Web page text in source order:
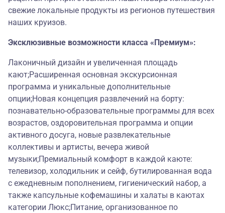
свежие локальные продукты из регионов путешествия
наших круизов.
Эксклюзивные возможности класса «Премиум»:
Лаконичный дизайн и увеличенная площадь
кают;Расширенная основная экскурсионная
программа и уникальные дополнительные
опции;Новая концепция развлечений на борту:
познавательно-образовательные программы для всех
возрастов, оздоровительная программа и опции
активного досуга, новые развлекательные
коллективы и артисты, вечера живой
музыки;Премиальный комфорт в каждой каюте:
телевизор, холодильник и сейф, бутилированная вода
с ежедневным пополнением, гигиенический набор, а
также капсульные кофемашины и халаты в каютах
категории Люкс;Питание, организованное по